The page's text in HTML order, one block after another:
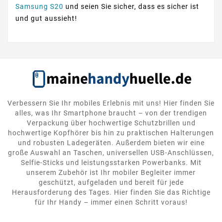
Samsung S20 und seien Sie sicher, dass es sicher ist
und gut aussieht!
Verbessern Sie Ihr mobiles Erlebnis mit uns! Hier finden Sie
alles, was Ihr Smartphone braucht – von der trendigen
Verpackung über hochwertige Schutzbrillen und
hochwertige Kopfhörer bis hin zu praktischen Halterungen
und robusten Ladegeräten. Außerdem bieten wir eine
große Auswahl an Taschen, universellen USB-Anschlüssen,
Selfie-Sticks und leistungsstarken Powerbanks. Mit
unserem Zubehör ist Ihr mobiler Begleiter immer
geschützt, aufgeladen und bereit für jede
Herausforderung des Tages. Hier finden Sie das Richtige
für Ihr Handy – immer einen Schritt voraus!